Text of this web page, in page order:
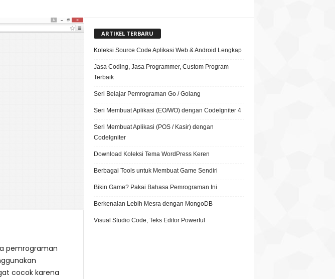
pemrograman
cocok karena
ARTIKEL TERBARU
Koleksi Source Code Aplikasi Web & Android Lengkap
Jasa Coding, Jasa Programmer, Custom Program
Terbaik
Seri Belajar Pemrograman Go / Golang
Seri Membuat Aplikasi (EO/WO) dengan CodeIgniter 4
Seri Membuat Aplikasi (POS / Kasir) dengan
CodeIgniter
Download Koleksi Tema WordPress Keren
Berbagai Tools untuk Membuat Game Sendiri
Bikin Game? Pakai Bahasa Pemrograman Ini
Berkenalan Lebih Mesra dengan MongoDB
Visual Studio Code, Teks Editor Powerful